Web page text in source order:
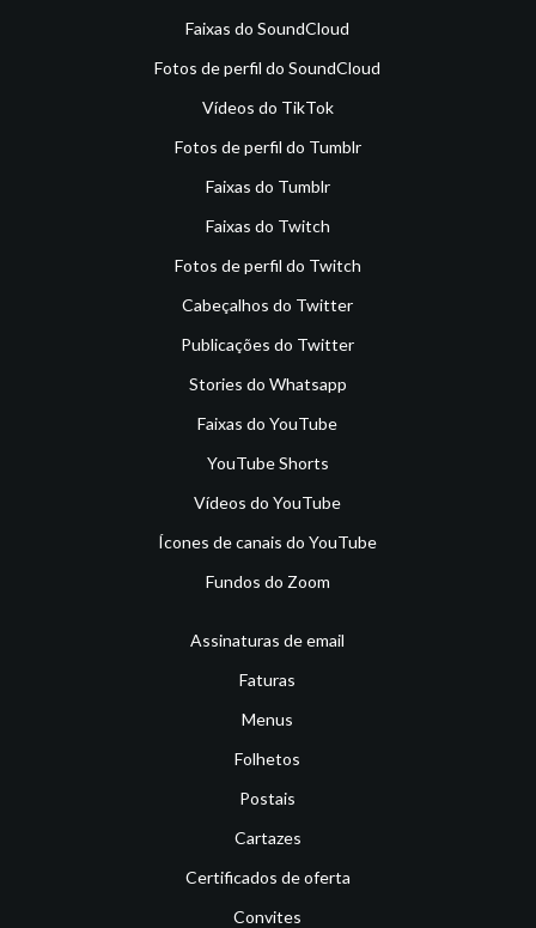
Faixas do SoundCloud
Fotos de perfil do SoundCloud
Vídeos do TikTok
Fotos de perfil do Tumblr
Faixas do Tumblr
Faixas do Twitch
Fotos de perfil do Twitch
Cabeçalhos do Twitter
Publicações do Twitter
Stories do Whatsapp
Faixas do YouTube
YouTube Shorts
Vídeos do YouTube
Ícones de canais do YouTube
Fundos do Zoom
Assinaturas de email
Faturas
Menus
Folhetos
Postais
Cartazes
Certificados de oferta
Convites